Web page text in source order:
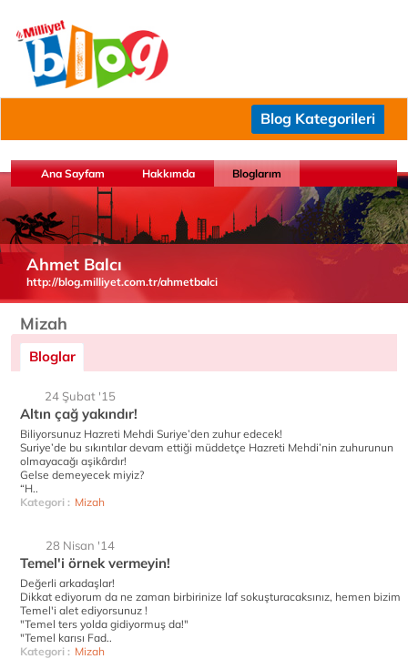
Blog Kategorileri
Ana Sayfam Hakkımda Bloglarım
Ahmet Balcı
http://blog.milliyet.com.tr/ahmetbalci
Mizah
Bloglar
24 Şubat '15
Altın çağ yakındır!
Biliyorsunuz Hazreti Mehdi Suriye’den zuhur edecek!
Suriye’de bu sıkıntılar devam ettiği müddetçe Hazreti Mehdi’nin zuhurunun
olmayacağı aşikârdır!
Gelse demeyecek miyiz?
“H..
Kategori : Mizah
28 Nisan '14
Temel'i örnek vermeyin!
Değerli arkadaşlar!
Dikkat ediyorum da ne zaman birbirinize laf sokuşturacaksınız, hemen bizim
Temel'i alet ediyorsunuz !
"Temel ters yolda gidiyormuş da!"
"Temel karısı Fad..
Kategori : Mizah